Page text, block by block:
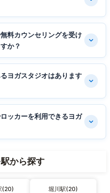
料カウンセリングを受け
か？
ヨガスタジオはあります
ッカーを利用できるヨガ
から探す
(20) 堀川駅(20)